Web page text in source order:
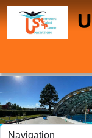
Panneau de gestion